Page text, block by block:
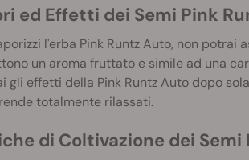
ed Effetti dei Semi Pink
l'erba Pink Runtz Auto, non
un aroma fruttato e simile ad una
gli effetti della Pink Runtz Auto dopo
totalmente rilassati.
di Coltivazione dei Semi